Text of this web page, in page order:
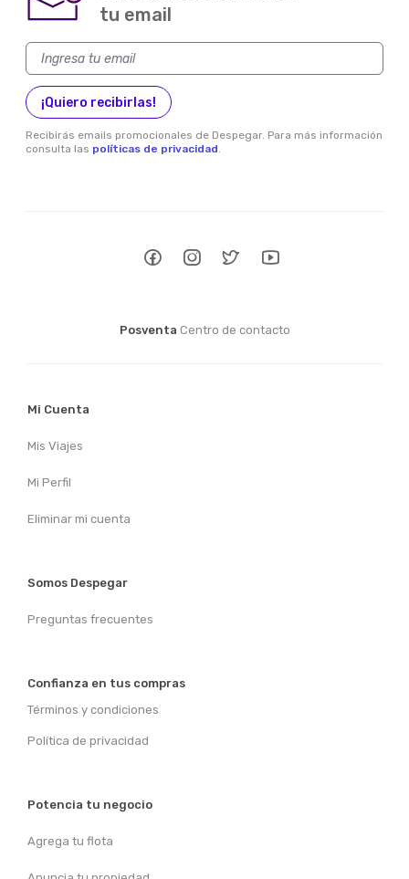
tu email
¡Quiero recibirlas!
Recibirás emails promocionales de Despegar. Para más información
consulta las políticas de privacidad.
Posventa Centro de contacto
Mi Cuenta
Mis Viajes
Mi Perfil
Eliminar mi cuenta
Somos Despegar
Preguntas frecuentes
Confianza en tus compras
Términos y condiciones
Política de privacidad
Potencia tu negocio
Agrega tu flota